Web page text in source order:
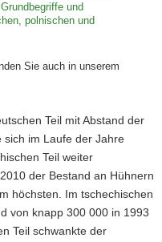
und
polnischen und
Sie auch in unserem
Teil mit Abstand der
sich im Laufe der Jahre
Teil weiter
der Bestand an Hühnern
höchsten. Im tschechischen
von knapp 300 000 in 1993
Teil schwankte der